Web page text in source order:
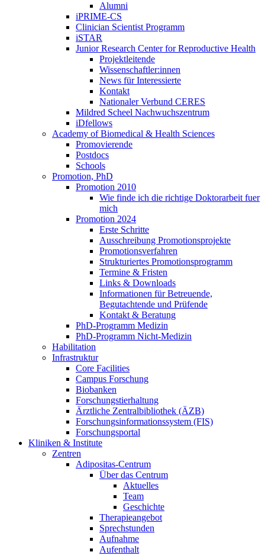
Alumni
iPRIME-CS
Clinician Scientist Programm
iSTAR
Junior Research Center for Reproductive Health
Projektleitende
Wissenschaftler:innen
News für Interessierte
Kontakt
Nationaler Verbund CERES
Mildred Scheel Nachwuchszentrum
iDfellows
Academy of Biomedical & Health Sciences
Promovierende
Postdocs
Schools
Promotion, PhD
Promotion 2010
Wie finde ich die richtige Doktorarbeit fuer
mich
Promotion 2024
Erste Schritte
Ausschreibung Promotionsprojekte
Promotionsverfahren
Strukturiertes Promotionsprogramm
Termine & Fristen
Links & Downloads
Informationen für Betreuende,
Begutachtende und Prüfende
Kontakt & Beratung
PhD-Programm Medizin
PhD-Programm Nicht-Medizin
Habilitation
Infrastruktur
Core Facilities
Campus Forschung
Biobanken
Forschungstierhaltung
Ärztliche Zentralbibliothek (ÄZB)
Forschungsinformationssystem (FIS)
Forschungsportal
Kliniken & Institute
Zentren
Adipositas-Centrum
Über das Centrum
Aktuelles
Team
Geschichte
Therapieangebot
Sprechstunden
Aufnahme
Aufenthalt